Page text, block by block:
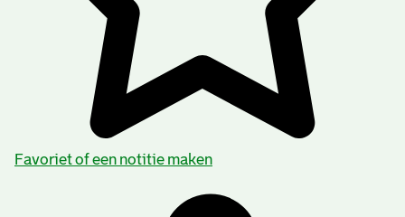
Favoriet of een notitie maken